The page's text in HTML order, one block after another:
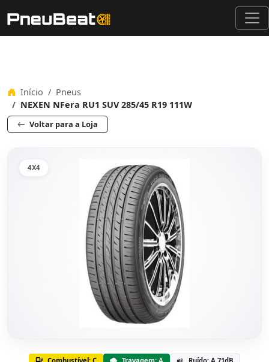
Início
Pneus
NEXEN NFera RU1 SUV 285/45 R19 111W
Voltar para a Loja
4X4